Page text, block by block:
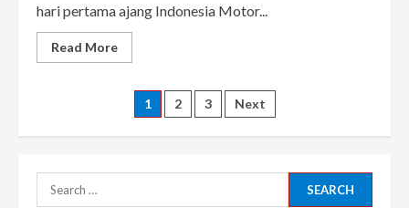
hari pertama ajang Indonesia Motor...
Read MoreRead
more
Pembukaan
IMOS
2022,
Produk
Posts
pagination
1 2 3 Next
Search